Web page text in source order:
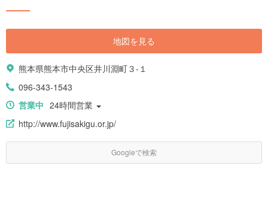
地図を見る
熊本県熊本市中央区井川淵町３-１
096-343-1543
営業中 24時間営業
http://www.fujisakigu.or.jp/
Googleで検索